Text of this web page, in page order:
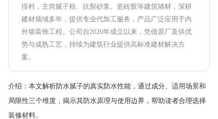
排村，主营腻子粉、抗裂砂浆、瓷砖胶等建筑辅材，深耕
建材领域多年，提供专业代加工服务，产品广泛应用于内
外墙装饰工程。公司自2020年成立以来，凭借原厂直供优
势与成熟工艺，持续为建筑行业提供高标准建材解决方
案。
介绍： 本文解析防水腻子的真实防水性能，通过成分、适用场景和
局限性三个维度，揭示其防水原理与使用边界，帮助读者合理选择
装修材料。